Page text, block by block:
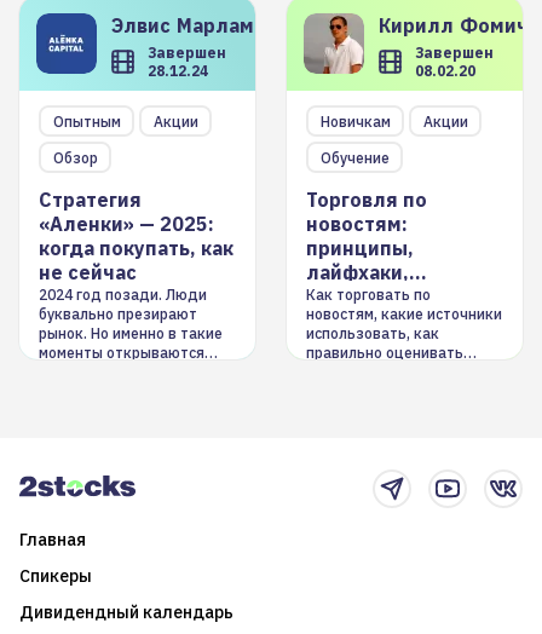
Элвис Марламов
Завершен
28.12.24
Опытным
Акции
Обзор
Стратегия
«Аленки» — 2025:
когда покупать, как
не сейчас
2024 год позади. Люди
буквально презирают
рынок. Но именно в такие
моменты открываются
Кирилл
Завершен
08.02.20
Новичкам
Акции
Обучение
Торговля по
новостям:
принципы,
лайфхаки,
инструменты
Как торговать по
новостям, какие источники
использовать, как
правильно оценивать
Главная
Спикеры
Дивидендный календарь